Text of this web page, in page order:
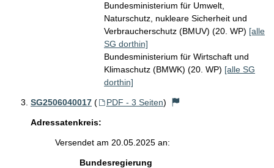
Bundesministerium für Umwelt,
Naturschutz, nukleare Sicherheit und
Verbraucherschutz (BMUV) (20. WP) [alle
SG dorthin]
Bundesministerium für Wirtschaft und
Klimaschutz (BMWK) (20. WP) [alle SG
dorthin]
SG2506040017 ( PDF - 3 Seiten)
Adressatenkreis:
Versendet am 20.05.2025 an:
Bundesregierung